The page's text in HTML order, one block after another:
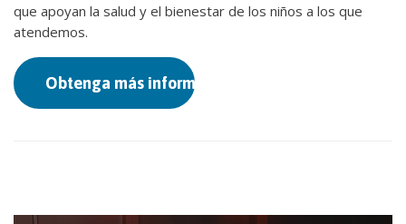
que apoyan la salud y el bienestar de los niños a los que
atendemos.
Obtenga más información